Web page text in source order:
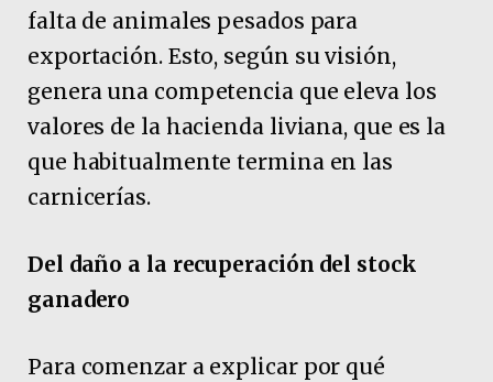
falta de animales pesados para
exportación. Esto, según su visión,
genera una competencia que eleva los
valores de la hacienda liviana, que es la
que habitualmente termina en las
carnicerías.
Del daño a la recuperación del stock
ganadero
Para comenzar a explicar por qué